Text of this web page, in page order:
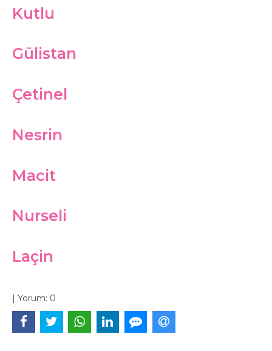
Kutlu
Gülistan
Çetinel
Nesrin
Macit
Nurseli
Laçin
| Yorum: 0